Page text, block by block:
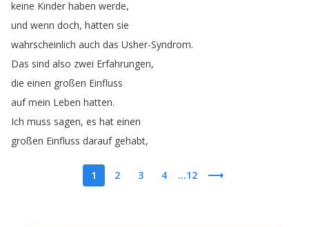
keine Kinder haben werde,
und wenn doch, hätten sie
wahrscheinlich auch das Usher-Syndrom.
Das sind also zwei Erfahrungen,
die einen großen Einfluss
auf mein Leben hatten.
Ich muss sagen, es hat einen
großen Einfluss darauf gehabt,
1 2 3 4 ...12